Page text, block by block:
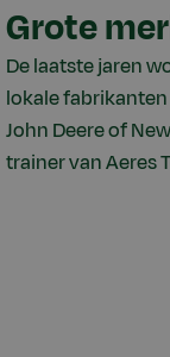
Grote
De laatste jaren
lokale
John Deere of
trainer van Aeres